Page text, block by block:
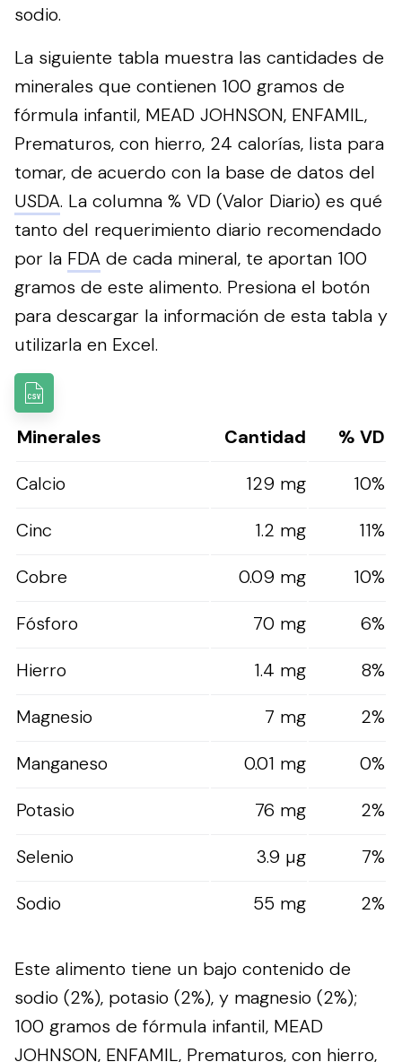
sodio.
La siguiente tabla muestra las cantidades de
minerales que contienen 100 gramos de
fórmula infantil, MEAD JOHNSON, ENFAMIL,
Prematuros, con hierro, 24 calorías, lista para
tomar, de acuerdo con la base de datos del
USDA. La columna % VD (Valor Diario) es qué
tanto del requerimiento diario recomendado
por la FDA de cada mineral, te aportan 100
gramos de este alimento. Presiona el botón
para descargar la información de esta tabla y
utilizarla en Excel.
Minerales Cantidad
% VD
Calcio
129 mg
10%
Cinc
1.2 mg
11%
Cobre
0.09 mg
10%
Fósforo
70 mg
6%
Hierro
1.4 mg
8%
Magnesio
7 mg
2%
Manganeso
0.01 mg
0%
Potasio
76 mg
2%
Selenio
3.9 µg
7%
Sodio
55 mg 2%
Este alimento tiene un bajo contenido de
sodio (2%), potasio (2%), y magnesio (2%);
100 gramos de fórmula infantil, MEAD
JOHNSON, ENFAMIL, Prematuros, con hierro,